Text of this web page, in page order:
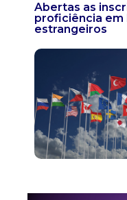
Abertas as
proficiência em
estrangeiros